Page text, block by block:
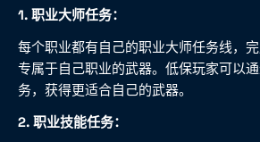
1. 职业大师任务：
每个职业都有自己的职业大师任务线，
专属于自己职业的武器。低保玩家可以
务，获得更适合自己的武器。
2. 职业技能任务：